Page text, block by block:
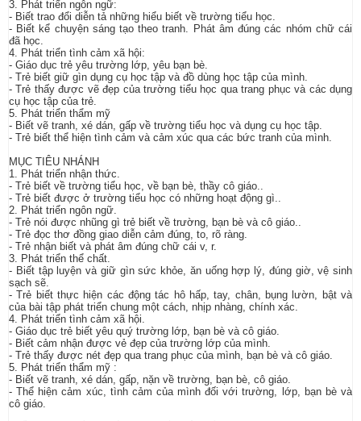
3. Phát triển ngôn ngữ:
- Biết trao đổi diễn tả những hiểu biết về trường tiểu học.
- Biết kể chuyện sáng tạo theo tranh. Phát âm đúng các nhóm chữ cái
đã học.
4. Phát triển tình cảm xã hội:
- Giáo dục trẻ yêu trường lớp, yêu bạn bè.
- Trẻ biết giữ gìn dụng cụ học tập và đồ dùng học tập của mình.
- Trẻ thấy được vẽ đẹp của trường tiểu học qua trang phục và các dụng
cụ học tập của trẻ.
5. Phát triển thẩm mỹ
- Biết vẽ tranh, xé dán, gấp về trường tiểu học và dụng cụ học tập.
- Trẻ biết thể hiện tình cảm và cảm xúc qua các bức tranh của mình.
MỤC TIÊU NHÁNH
1. Phát triển nhận thức.
- Trẻ biết về trường tiểu học, về bạn bè, thầy cô giáo..
- Trẻ biết được ở trường tiểu học có những hoạt động gì..
2. Phát triển ngôn ngữ.
- Trẻ nói được nhũng gì trẻ biết về trường, bạn bè và cô giáo..
- Trẻ đọc thơ đồng giao diễn cảm đúng, to, rõ ràng.
- Trẻ nhận biết và phát âm đúng chữ cái v, r.
3. Phát triển thể chất.
- Biết tập luyện và giữ gìn sức khỏe, ăn uống hợp lý, đúng giờ, vệ sinh
sạch sẽ.
- Trẻ biết thực hiện các động tác hô hấp, tay, chân, bụng lườn, bật và
của bài tập phát triển chung một cách, nhịp nhàng, chính xác.
4. Phát triển tình cảm xã hội.
- Giáo dục trẻ biết yêu quý trường lớp, bạn bè và cô giáo.
- Biết cảm nhận được vẻ đẹp của trường lớp của mình.
- Trẻ thấy được nét đẹp qua trang phục của mình, bạn bè và cô giáo.
5. Phát triển thẩm mỹ :
- Biết vẽ tranh, xé dán, gấp, nặn về trường, bạn bè, cô giáo.
- Thể hiện cảm xúc, tình cảm của mình đối với trường, lớp, bạn bè và
cô giáo.